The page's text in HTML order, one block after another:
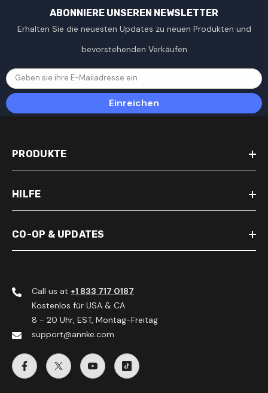
ABONNIERE UNSEREN NEWSLETTER
Erhalten Sie die neuesten Updates zu neuen Produkten und
bevorstehenden Verkäufen
Geben sie ihre E-Mailadresse ein
Einreichen
PRODUKTE
HILFE
CO-OP & UPDATES
Call us at +1 833 717 0187
Kostenlos für USA & CA
8 - 20 Uhr, EST, Montag-Freitag
support@annke.com